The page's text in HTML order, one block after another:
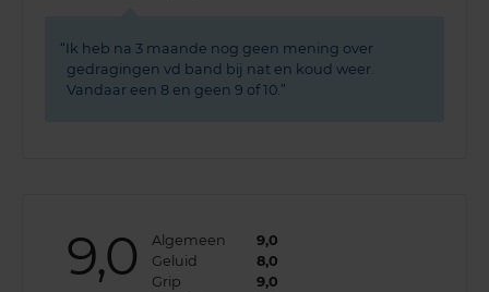
Ik heb na 3 maande nog geen mening over
gedragingen vd band bij nat en koud weer.
Vandaar een 8 en geen 9 of 10.
9,0 Algemeen
9,0
Geluid
8,0
Grip
9,0